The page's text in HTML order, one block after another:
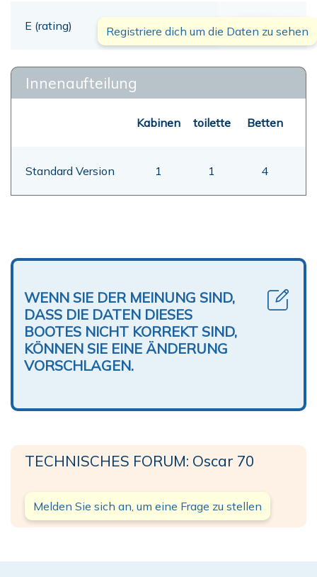
E (rating) 00,00 mt
Registriere dich um die Daten zu sehen
Innenaufteilung
Kabinen toilette Betten
Standard Version 1 1 4
WENN SIE DER MEINUNG SIND,
DASS DIE DATEN DIESES
BOOTES NICHT KORREKT SIND,
KÖNNEN SIE EINE ÄNDERUNG
VORSCHLAGEN.
TECHNISCHES FORUM: Oscar 70
Melden Sie sich an, um eine Frage zu stellen